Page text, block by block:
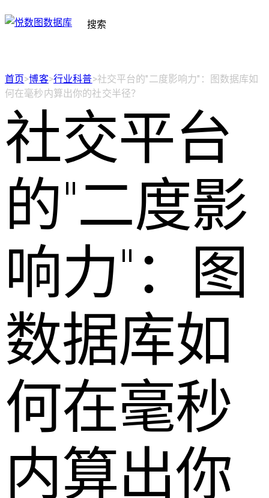
搜索
首页>博客>行业科普>社交平台的"二度影响力"：图数据库如
何在毫秒内算出你的社交半径？
社交平台
的"二度影
响力"：图
数据库如
何在毫秒
内算出你